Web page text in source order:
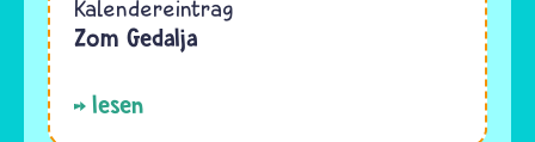
Kalendereintrag
Zom Gedalja
lesen